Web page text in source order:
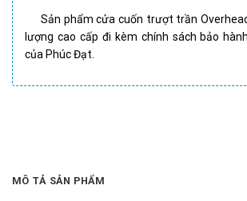
Sản phẩm cửa cuốn trượt trần
lượng cao cấp đi kèm chính sách bảo
của Phúc Đạt.
MÔ TẢ SẢN PHẨM